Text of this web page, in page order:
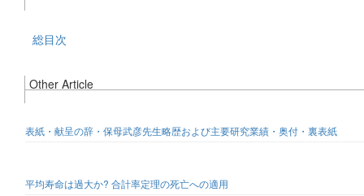
総目次
Other Article
表紙・献呈の辞・保母武彦先生略歴および主要研究業績・奥付・裏表紙
平均寿命は過大か? 合計率定理の死亡への適用